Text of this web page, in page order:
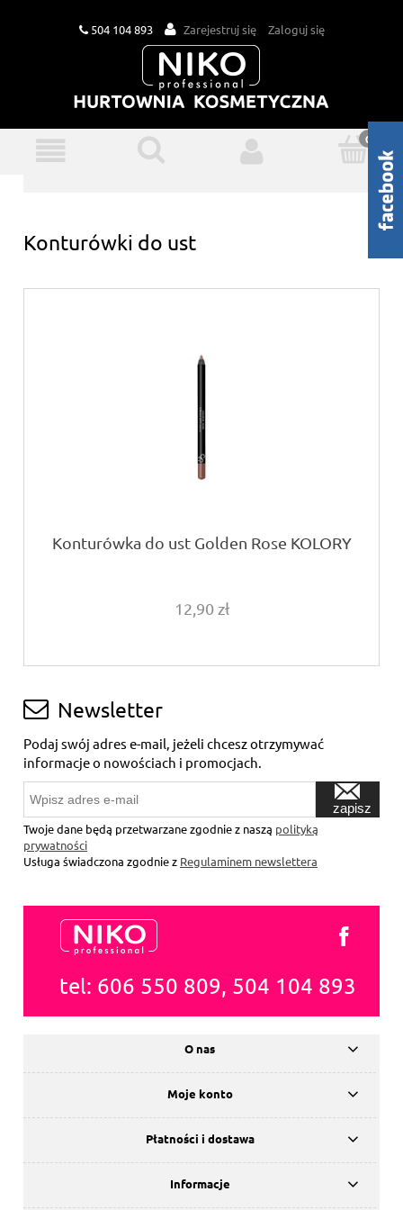
504 104 893 Zarejestruj się Zaloguj się
Konturówki do ust
Konturówka do ust Golden Rose KOLORY
12,90 zł
Newsletter
Podaj swój adres e-mail, jeżeli chcesz otrzymywać
informacje o nowościach i promocjach.
zapisz
Twoje dane będą przetwarzane zgodnie z naszą polityką
prywatności
Usługa świadczona zgodnie z Regulaminem newslettera
tel: 606 550 809, 504 104 893
O nas
Moje konto
Płatności i dostawa
Informacje